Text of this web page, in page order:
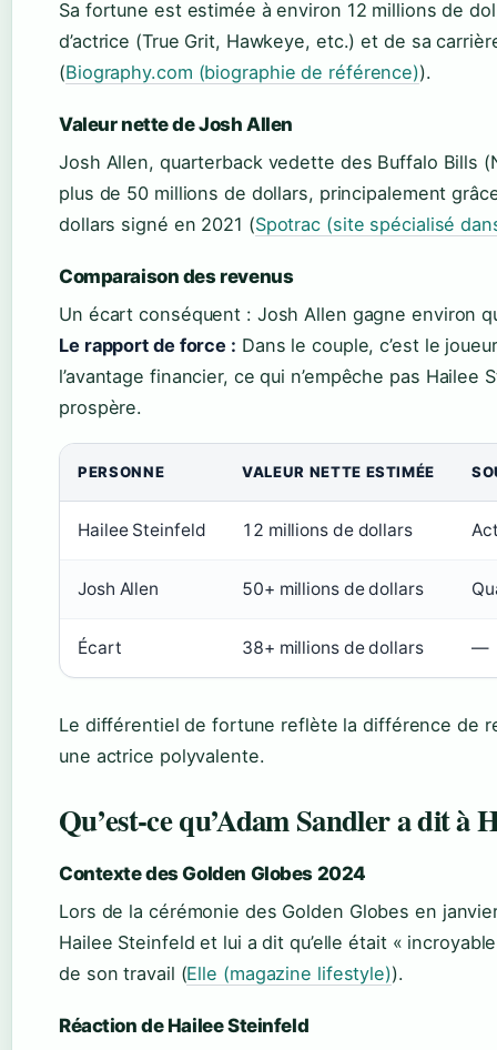
Sa fortune est estimée à environ 12 millions de
d’actrice (True Grit, Hawkeye, etc.) et de sa
(Biography.com (biographie de référence)).
Valeur nette de Josh Allen
Josh Allen, quarterback vedette des Buffalo Bills
plus de 50 millions de dollars, principalement
dollars signé en 2021 (Spotrac (site spécialisé
Comparaison des revenus
Un écart conséquent : Josh Allen gagne environ
Le rapport de force : Dans le couple, c’est le
l’avantage financier, ce qui n’empêche pas Hailee
prospère.
PERSONNE VALEUR NETTE ESTIMÉE
Hailee Steinfeld 12 millions de dollars
Josh Allen 50+ millions de dollars
Écart 38+ millions de dollars —
Le différentiel de fortune reflète la différence de
une actrice polyvalente.
Qu’est-ce qu’Adam Sandler a dit à
Contexte des Golden Globes 2024
Lors de la cérémonie des Golden Globes en
Hailee Steinfeld et lui a dit qu’elle était «
de son travail (Elle (magazine lifestyle)).
Réaction de Hailee Steinfeld